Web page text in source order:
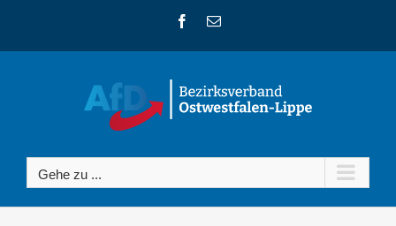
Facebook
E-
Gehe zu ...